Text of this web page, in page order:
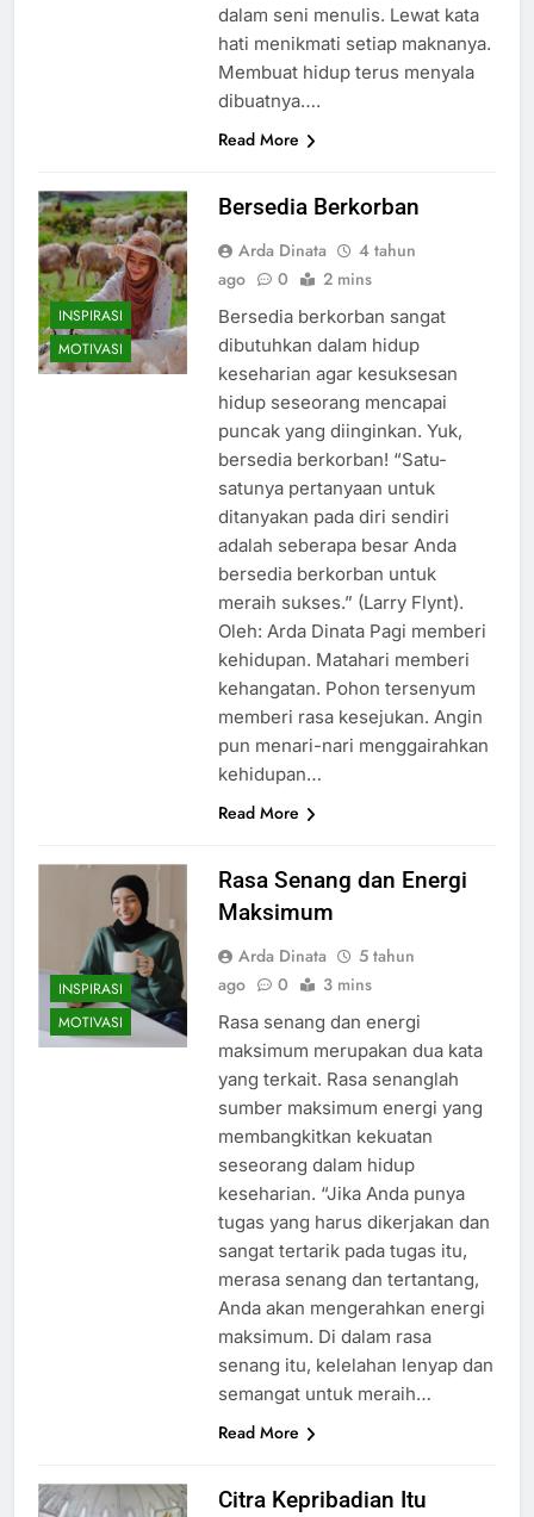
dalam seni menulis. Lewat kata
hati menikmati setiap maknanya.
Membuat hidup terus menyala
dibuatnya….
Read More
INSPIRASI
MOTIVASI
Bersedia Berkorban
Arda Dinata
4 tahun
ago
0 2 mins
Bersedia berkorban sangat
dibutuhkan dalam hidup
keseharian agar kesuksesan
hidup seseorang mencapai
puncak yang diinginkan. Yuk,
bersedia berkorban! “Satu-
satunya pertanyaan untuk
ditanyakan pada diri sendiri
adalah seberapa besar Anda
bersedia berkorban untuk
meraih sukses.” (Larry Flynt).
Oleh: Arda Dinata Pagi memberi
kehidupan. Matahari memberi
kehangatan. Pohon tersenyum
memberi rasa kesejukan. Angin
pun menari-nari menggairahkan
kehidupan…
Read More
INSPIRASI
MOTIVASI
Rasa Senang dan Energi
Maksimum
Arda Dinata
5 tahun
ago
0 3 mins
Rasa senang dan energi
maksimum merupakan dua kata
yang terkait. Rasa senanglah
sumber maksimum energi yang
membangkitkan kekuatan
seseorang dalam hidup
keseharian. “Jika Anda punya
tugas yang harus dikerjakan dan
sangat tertarik pada tugas itu,
merasa senang dan tertantang,
Anda akan mengerahkan energi
maksimum. Di dalam rasa
senang itu, kelelahan lenyap dan
semangat untuk meraih…
Read More
Citra Kepribadian Itu